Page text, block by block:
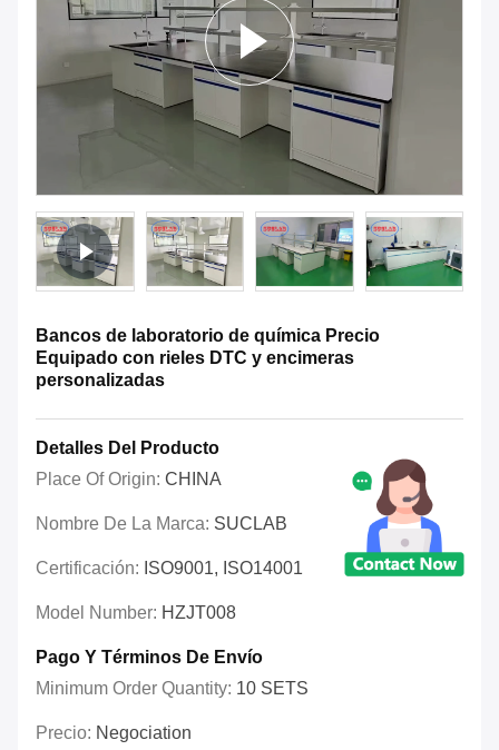
Bancos de laboratorio de química Precio
Equipado con rieles DTC y encimeras
personalizadas
Detalles Del Producto
Place Of Origin: CHINA
Nombre De La Marca: SUCLAB
Certificación: ISO9001, ISO14001
Model Number: HZJT008
Pago Y Términos De Envío
Minimum Order Quantity: 10 SETS
Precio: Negociation